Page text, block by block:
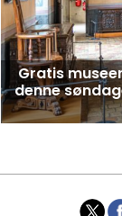
Gratis
denne